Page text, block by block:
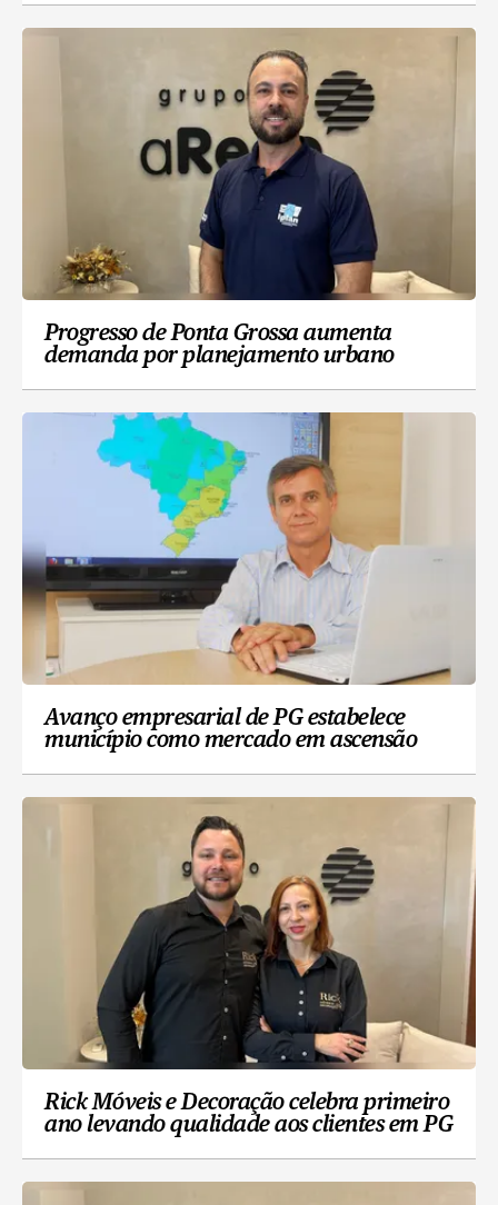
Progresso de Ponta Grossa aumenta
demanda por planejamento urbano
Avanço empresarial de PG estabelece
município como mercado em ascensão
Rick Móveis e Decoração celebra primeiro
ano levando qualidade aos clientes em PG